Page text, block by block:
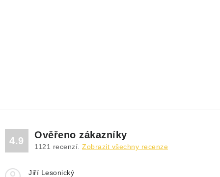
4.9
Ověřeno zákazníky
1121 recenzí. Zobrazit všechny recenze
Jiří Lesonický